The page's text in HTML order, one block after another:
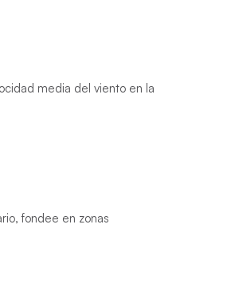
media del viento en la
fondee en zonas